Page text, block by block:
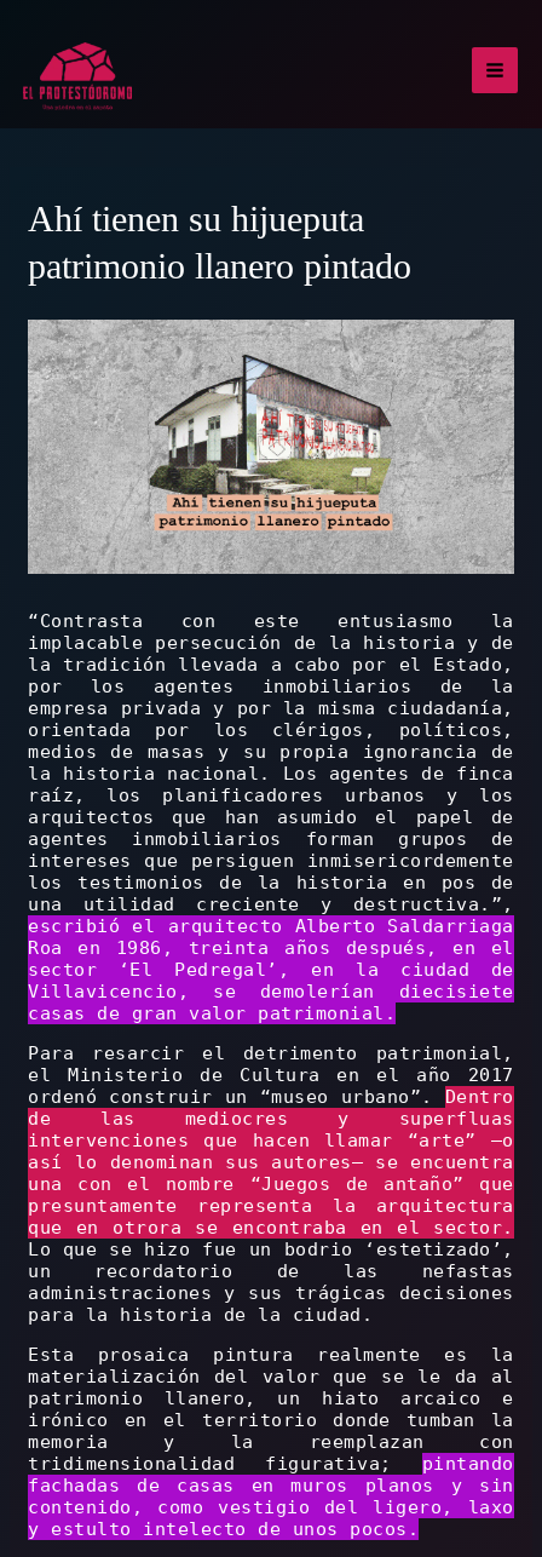
contenido
Ahí tienen su hijueputa
patrimonio llanero pintado
“Contrasta con este entusiasmo la
implacable persecución de la historia y de
la tradición llevada a cabo por el Estado,
por los agentes inmobiliarios de la
empresa privada y por la misma ciudadanía,
orientada por los clérigos, políticos,
medios de masas y su propia ignorancia de
la historia nacional. Los agentes de finca
raíz, los planificadores urbanos y los
arquitectos que han asumido el papel de
agentes inmobiliarios forman grupos de
intereses que persiguen inmisericordemente
los testimonios de la historia en pos de
una utilidad creciente y destructiva.”,
escribió el arquitecto Alberto Saldarriaga
Roa en 1986, treinta años después, en el
sector ‘El Pedregal’, en la ciudad de
Villavicencio, se demolerían diecisiete
casas de gran valor patrimonial.
Para resarcir el detrimento patrimonial,
el Ministerio de Cultura en el año 2017
ordenó construir un “museo urbano”. Dentro
de las mediocres y superfluas
intervenciones que hacen llamar “arte” –o
así lo denominan sus autores– se encuentra
una con el nombre “Juegos de antaño” que
presuntamente representa la arquitectura
que en otrora se encontraba en el sector.
Lo que se hizo fue un bodrio ‘estetizado’,
un recordatorio de las nefastas
administraciones y sus trágicas decisiones
para la historia de la ciudad.
Esta prosaica pintura realmente es la
materialización del valor que se le da al
patrimonio llanero, un hiato arcaico e
irónico en el territorio donde tumban la
memoria y la reemplazan con
tridimensionalidad figurativa; pintando
fachadas de casas en muros planos y sin
contenido, como vestigio del ligero, laxo
y estulto intelecto de unos pocos.